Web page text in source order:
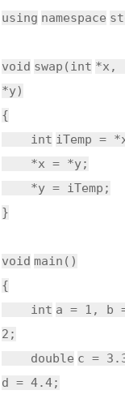
using namespace
void swap(int *x,
*y)
{
int iTemp =
*x = *y;
*y = iTemp;
}
void main()
{
int a = 1, b
2;
double c =
d = 4.4;